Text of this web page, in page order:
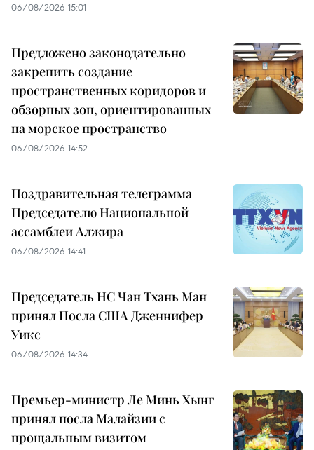
06/08/2026 15:01
Предложено законодательно
закрепить создание
пространственных коридоров и
обзорных зон, ориентированных
на морское пространство
06/08/2026 14:52
Поздравительная телеграмма
Председателю Национальной
ассамблеи Алжира
06/08/2026 14:41
Председатель НС Чан Тхань Ман
принял Посла США Дженнифер
Уикс
06/08/2026 14:34
Премьер-министр Ле Минь Хынг
принял посла Малайзии с
прощальным визитом